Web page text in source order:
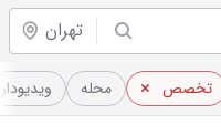
تهران
تخصص محله ویدیو‌دار